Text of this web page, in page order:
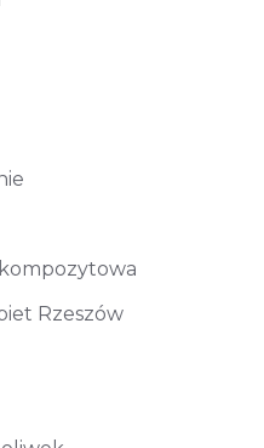
Rzeszów